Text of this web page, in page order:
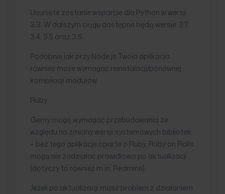
Usunięte zostanie wsparcie dla Python w wersji
3.3. W dalszym ciągu dostępne będą wersje: 2.7,
3.4, 3.5 oraz 3.6.
Podobnie jak przy Node.js Twoja aplikacja
również może wymagać reinstalacji/ponownej
kompilacji modułów.
Ruby
Gemy mogą wymagać przebudowania ze
względu na zmiany wersji systemowych bibliotek
– bez tego aplikacje oparte o Ruby, Ruby on Rails
mogą nie zadziałać prawidłowo po aktualizacji
(dotyczy to również m.in. Redmine).
Jeżeli po aktualizacji masz problem z działaniem